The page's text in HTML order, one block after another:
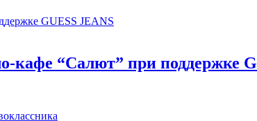
кафе “Салют” при поддержке